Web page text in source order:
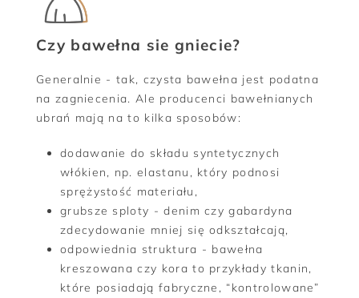
Czy bawełna sie gniecie?
Generalnie - tak, czysta bawełna jest podatna
na zagniecenia. Ale producenci bawełnianych
ubrań mają na to kilka sposobów:
dodawanie do składu syntetycznych
włókien, np. elastanu, który podnosi
sprężystość materiału,
grubsze sploty - denim czy gabardyna
zdecydowanie mniej się odkształcają,
odpowiednia struktura - bawełna
kreszowana czy kora to przykłady tkanin,
które posiadają fabryczne, “kontrolowane”